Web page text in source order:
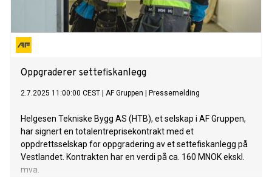
GRES-3 med en kapasitet på 2,6 gigawatt, og et nytt
varmekraftverk i Kurchatov med en kapasitet på 600–700
megawatt. I tillegg planlegges e
Oppgraderer settefiskanlegg
2.7.2025 11:00:00 CEST AF Gruppen Pressemelding
Helgesen Tekniske Bygg AS (HTB), et selskap i AF Gruppen,
har signert en totalentreprisekontrakt med et
oppdrettsselskap for oppgradering av et settefiskanlegg på
Vestlandet. Kontrakten har en verdi på ca. 160 MNOK ekskl.
mva.